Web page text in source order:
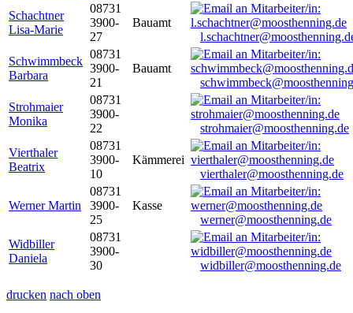
Schachtner
Lisa-Marie
08731
3900-
27
Bauamt
Schwimmbeck
Barbara
08731
3900-
21
Bauamt
Strohmaier
Monika
08731
3900-
22
strohmaier@moosthenning.de
Vierthaler
Beatrix
08731
3900-
10
Kämmerei
vierthaler@moosthenning.de
Werner Martin
08731
3900-
25
Kasse
werner@moosthenning.de
Widbiller
Daniela
08731
3900-
30
widbiller@moosthenning.de
drucken nach oben